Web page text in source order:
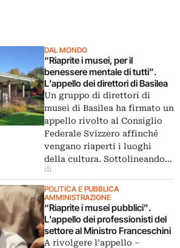
DAL MONDO
“Riaprite i musei, per il
benessere mentale di tutti”.
L’appello dei direttori di Basilea
Un gruppo di direttori di
musei di Basilea ha firmato un
appello rivolto al Consiglio
Federale Svizzero affinché
vengano riaperti i luoghi
della cultura. Sottolineando…
di
POLITICA E PUBBLICA
AMMINISTRAZIONE
“Riaprite i musei pubblici”.
L’appello dei professionisti del
settore al Ministro Franceschini
A rivolgere l’appello –